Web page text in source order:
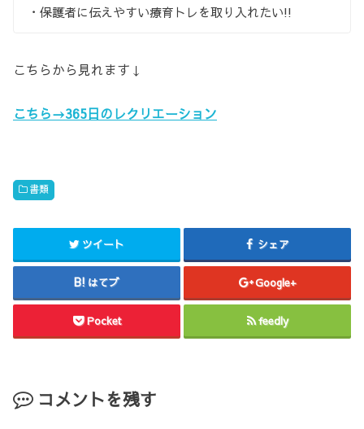
・保護者に伝えやすい療育トレを取り入れたい!!
こちらから見れます↓
こちら→365日のレクリエーション
書類
ツイート シェア
はてブ Google+
Pocket feedly
コメントを残す